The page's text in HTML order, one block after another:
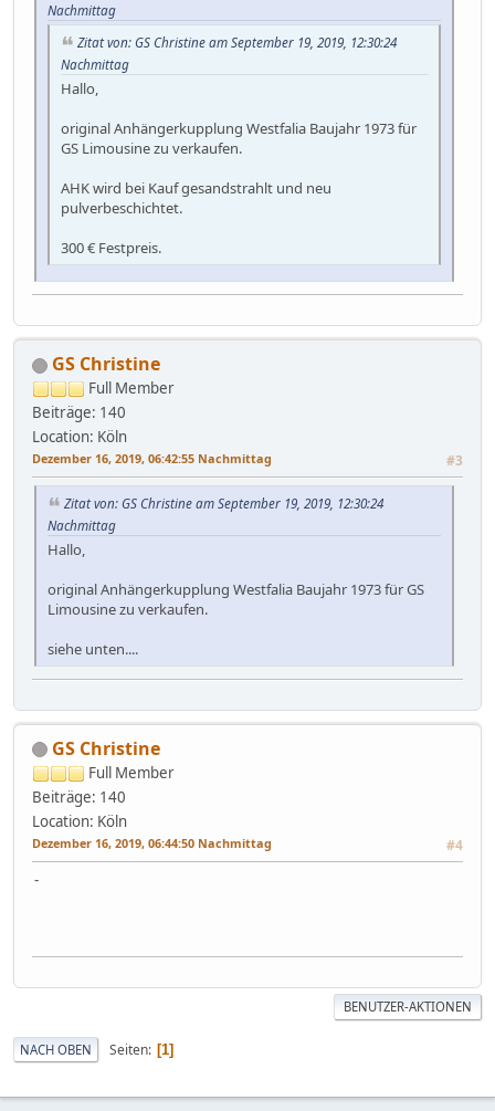
Nachmittag
Zitat von: GS Christine am September 19, 2019, 12:30:24
Nachmittag
Hallo,
original Anhängerkupplung Westfalia Baujahr 1973 für
GS Limousine zu verkaufen.
AHK wird bei Kauf gesandstrahlt und neu
pulverbeschichtet.
300 € Festpreis.
GS Christine
Full Member
Beiträge: 140
Location: Köln
Dezember 16, 2019, 06:42:55 Nachmittag #3
Zitat von: GS Christine am September 19, 2019, 12:30:24
Nachmittag
Hallo,
original Anhängerkupplung Westfalia Baujahr 1973 für GS
Limousine zu verkaufen.
siehe unten....
GS Christine
Full Member
Beiträge: 140
Location: Köln
Dezember 16, 2019, 06:44:50 Nachmittag #4
-
BENUTZER-AKTIONEN
NACH OBEN Seiten 1